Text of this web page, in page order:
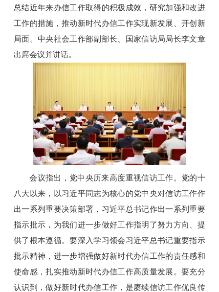
总结近年来办信工作取得的积极成效，研究加强和改进
工作的措施，推动新时代办信工作实现新发展、开创新
局面。中央社会工作部副部长、国家信访局局长李文章
出席会议并讲话。
会议指出，党中央历来高度重视信访工作。党的十
八大以来，以习近平同志为核心的党中央对信访工作作
出一系列重要决策部署，习近平总书记作出一系列重要
指示批示，为我们进一步做好工作指明了努力方向、提
供了根本遵循。要深入学习领会习近平总书记重要指示
批示精神，进一步增强做好新时代办信工作的责任感和
使命感，扎实推动新时代办信工作高质量发展。要充分
认识到，做好新时代办信工作，是赓续信访工作优良传